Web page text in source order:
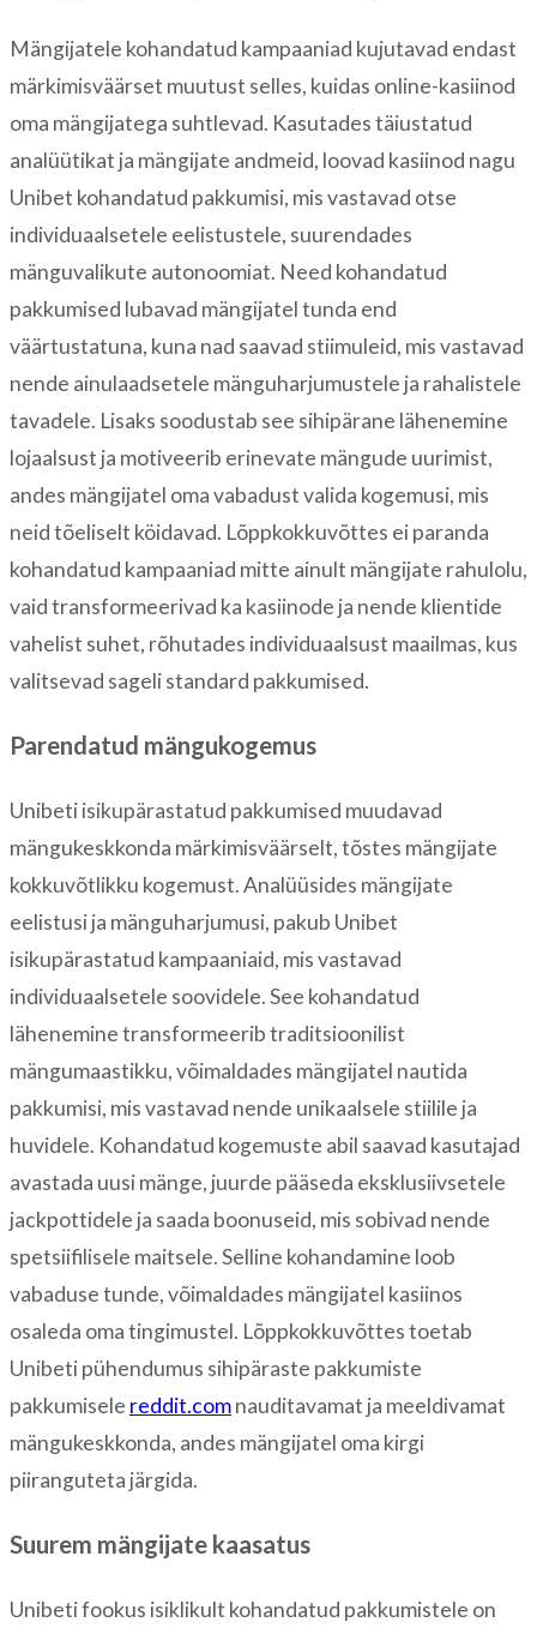
Mängijatele kohandatud kampaaniad kujutavad endast
märkimisväärset muutust selles, kuidas online-kasiinod
oma mängijatega suhtlevad. Kasutades täiustatud
analüütikat ja mängijate andmeid, loovad kasiinod nagu
Unibet kohandatud pakkumisi, mis vastavad otse
individuaalsetele eelistustele, suurendades
mänguvalikute autonoomiat. Need kohandatud
pakkumised lubavad mängijatel tunda end
väärtustatuna, kuna nad saavad stiimuleid, mis vastavad
nende ainulaadsetele mänguharjumustele ja rahalistele
tavadele. Lisaks soodustab see sihipärane lähenemine
lojaalsust ja motiveerib erinevate mängude uurimist,
andes mängijatel oma vabadust valida kogemusi, mis
neid tõeliselt köidavad. Lõppkokkuvõttes ei paranda
kohandatud kampaaniad mitte ainult mängijate rahulolu,
vaid transformeerivad ka kasiinode ja nende klientide
vahelist suhet, rõhutades individuaalsust maailmas, kus
valitsevad sageli standard pakkumised.
Parendatud mängukogemus
Unibeti isikupärastatud pakkumised muudavad
mängukeskkonda märkimisväärselt, tõstes mängijate
kokkuvõtlikku kogemust. Analüüsides mängijate
eelistusi ja mänguharjumusi, pakub Unibet
isikupärastatud kampaaniaid, mis vastavad
individuaalsetele soovidele. See kohandatud
lähenemine transformeerib traditsioonilist
mängumaastikku, võimaldades mängijatel nautida
pakkumisi, mis vastavad nende unikaalsele stiilile ja
huvidele. Kohandatud kogemuste abil saavad kasutajad
avastada uusi mänge, juurde pääseda eksklusiivsetele
jackpottidele ja saada boonuseid, mis sobivad nende
spetsiifilisele maitsele. Selline kohandamine loob
vabaduse tunde, võimaldades mängijatel kasiinos
osaleda oma tingimustel. Lõppkokkuvõttes toetab
Unibeti pühendumus sihipäraste pakkumiste
pakkumisele reddit.comnauditavamat ja meeldivamat
mängukeskkonda, andes mängijatel oma kirgi
piiranguteta järgida.
Suurem mängijate kaasatus
Unibeti fookus isiklikult kohandatud pakkumistele on